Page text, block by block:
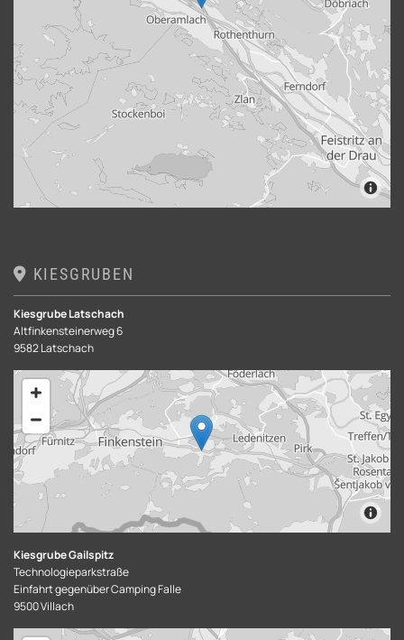
 KIESGRUBEN
Kiesgrube Latschach
Altfinkensteinerweg 6
9582 Latschach
Kiesgrube Gailspitz
Technologieparkstraße
Einfahrt gegenüber Camping Falle
9500 Villach